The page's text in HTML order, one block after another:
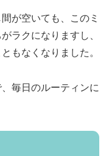
が空いても、このミ
ラクになりますし、
もなくなりました。
、毎日のルーティンに